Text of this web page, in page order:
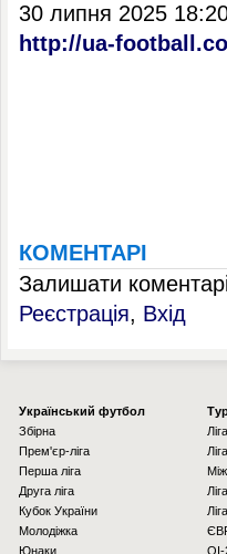
30 липня 2025
http://ua-
КОМЕНТАРІ
Залишати
Реєстрація, Вхід
Українcький футбол
Збірна
Прем'єр-ліга
Перша ліга
Друга ліга
Кубок України
Молодіжка
Юнаки
OI-